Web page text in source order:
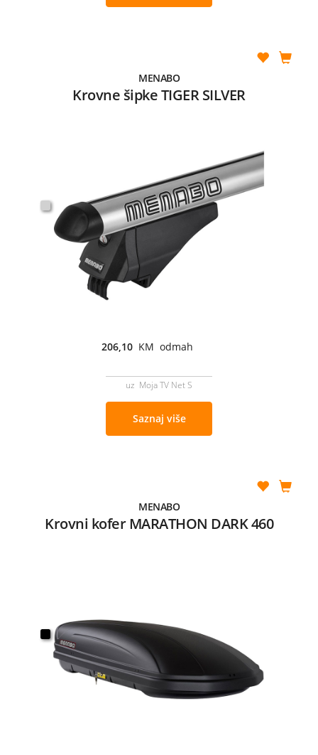
MENABO
Krovne šipke TIGER SILVER
206,10 KM odmah
uz Moja TV Net S
Saznaj više
MENABO
Krovni kofer MARATHON DARK 460